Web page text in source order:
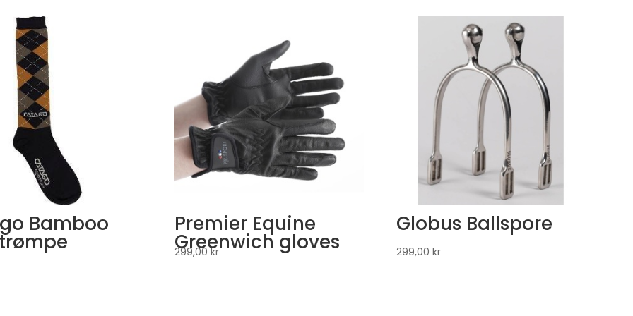
Bamboo Premier Equine
Greenwich gloves
299,00kr
Globus Ballspore
299,00 kr